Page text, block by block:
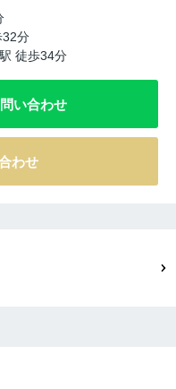
32分
駅 徒歩34分
い合わせ
わせ